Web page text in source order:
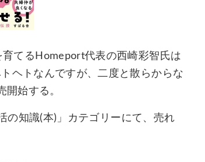
育てるHomeport代表の西崎彩智氏は
ヘトなんですが、二度と散らからな
始する。
の知識(本)」カテゴリーにて、売れ